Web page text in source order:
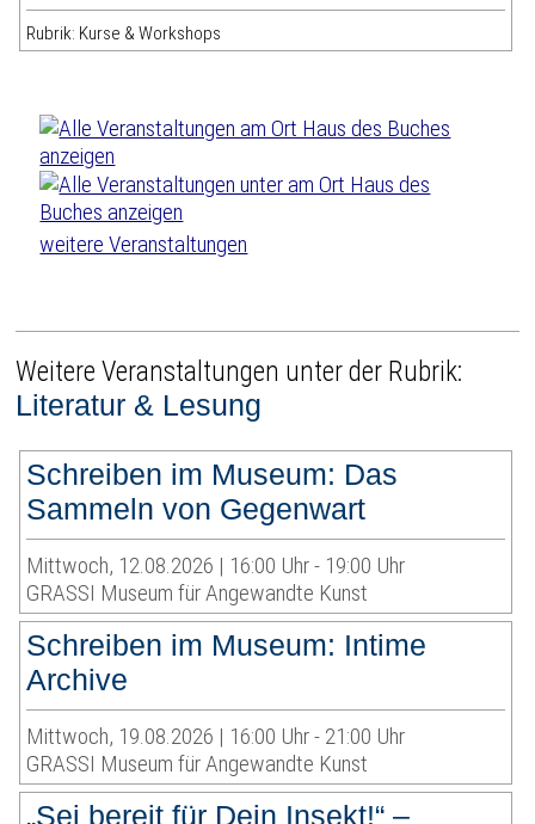
Rubrik: Kurse & Workshops
weitere Veranstaltungen
Weitere Veranstaltungen unter der Rubrik:
Literatur & Lesung
Schreiben im Museum: Das
Sammeln von Gegenwart
Mittwoch, 12.08.2026 | 16:00 Uhr - 19:00 Uhr
GRASSI Museum für Angewandte Kunst
Schreiben im Museum: Intime
Archive
Mittwoch, 19.08.2026 | 16:00 Uhr - 21:00 Uhr
GRASSI Museum für Angewandte Kunst
„Sei bereit für Dein Insekt!“ –